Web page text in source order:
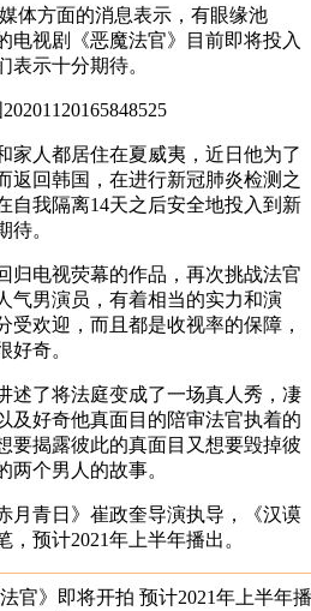
方面的消息表示，有眼缘池
电视剧《恶魔法官》目前即将投入
表示十分期待。
人都居住在夏威夷，近日他为了
返回韩国，在进行新冠肺炎检测之
自我隔离14天之后安全地投入到新
待。
电视荧幕的作品，再次挑战法官
气男演员，有着相当的实力和演
受欢迎，而且都是收视率的保障，
好奇。
了将法庭变成了一场真人秀，凄
及好奇他真面目的陪审法官执着的
要揭露彼此的真面目又想要毁掉彼
两个男人的故事。
青日》崔政奎导演执导，《汉谟
预计2021年上半年播出。
官》即将开拍 预计2021年上半年